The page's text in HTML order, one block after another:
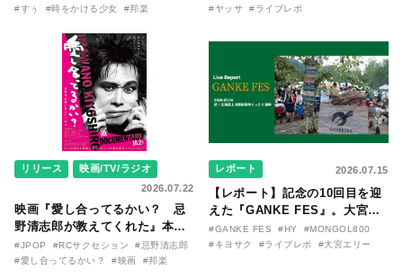
〜SILENT SIREN・すぅ『この
〇のはなし〜』
#すぅ
#時をかける少女 #邦楽
バム『バンザイ』完全再現に、
た日。
#ヤッサ
#ライブレポ
リリース
映画/TV/ラジオ
2026.07.22
映画『愛し合ってるかい？ 忌
野清志郎が教えてくれた』本予
告映像とキービジュアルがつい
に解禁！ キヨシロー関連商品も
#JPOP #RCサクセション
#忌野清志郎
#愛し合ってるかい？
#映画 #邦楽
レポート 2026.07.15
【レポート】記念の10回目を迎
えた『GANKE FES』。大宮エ
リー作『アイヌの神々の崖』を
前に、キヨサク
#GANKE FES #HY
#MONGOL800
#キヨサク
#ライブレポ #大宮エリー